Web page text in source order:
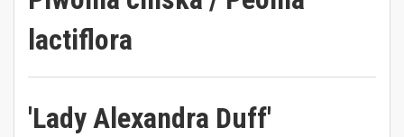
lactiflora
'Lady Alexandra Duff'